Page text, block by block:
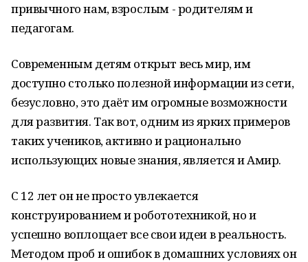
привычного нам, взрослым - родителям и
педагогам.
Современным детям открыт весь мир, им
доступно столько полезной информации из сети,
безусловно, это даёт им огромные возможности
для развития. Так вот, одним из ярких примеров
таких учеников, активно и рационально
использующих новые знания, является и Амир.
С 12 лет он не просто увлекается
конструированием и робототехникой, но и
успешно воплощает все свои идеи в реальность.
Методом проб и ошибок в домашних условиях он